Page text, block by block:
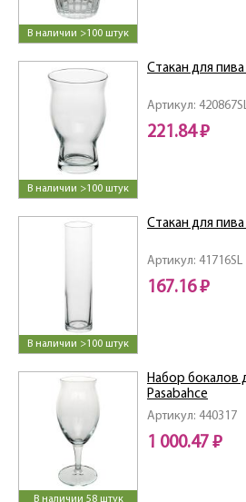
В наличии >100 штук
В наличии >100 штук
Артикул:
Стакан для пива
221.84 ₽
В наличии >100 штук
Артикул: 41716SL
Стакан для
167.16 ₽
В наличии 58 штук
Артикул: 440317
Набор бокалов
Pasabahce
1 000.47 ₽